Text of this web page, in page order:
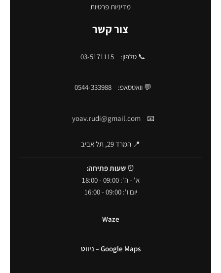
מדיניות פרטיות
צור קשר
📞 טלפון: 03-5171115
💬 וואטסאפ: 0544-333988
📧
yoav.rudi@gmail.com
📍 המרד 29, תל אביב
⏰ שעות פתיחה:
א' - ה': 09:00 - 18:00
יום ו': 09:00 - 16:00
Waze
Google Maps – ניווט